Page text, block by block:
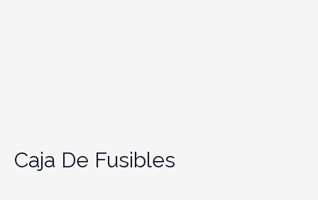
Caja De Fusibles